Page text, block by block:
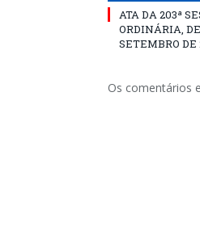
ATA DA 203ª
ORDINÁRIA,
SETEMBRO DE
Os comentários